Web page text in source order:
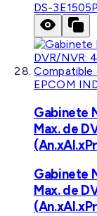
DS-
EPCOM
Gabinete
Max. de
Gabinete
Max. de